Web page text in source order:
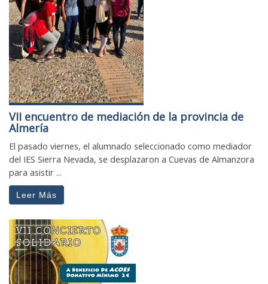
VII encuentro de mediación de la provincia de
Almería
El pasado viernes, el alumnado seleccionado como mediador
del IES Sierra Nevada, se desplazaron a Cuevas de Almanzora
para asistir ...
Leer Más